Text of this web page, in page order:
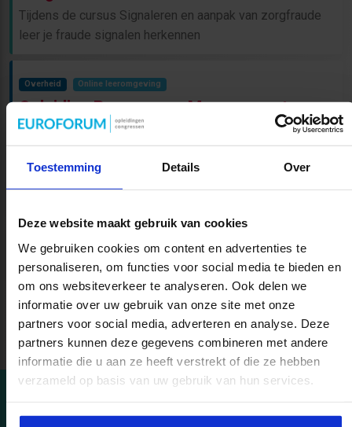
Toestemming Details Over
Deze website maakt gebruik van cookies
We gebruiken cookies om content en advertenties te
personaliseren, om functies voor social media te bieden en
om ons websiteverkeer te analyseren. Ook delen we
informatie over uw gebruik van onze site met onze
partners voor social media, adverteren en analyse. Deze
partners kunnen deze gegevens combineren met andere
informatie die u aan ze heeft verstrekt of die ze hebben
verzameld op basis van uw gebruik van hun services.
Tijdens de cursus Signaleren en aanpak van zorgfraude
leer je fraude signalen herkennen
Overheid Online leeromgeving
Opleiding Programma Management voor
overheid en non-profit
Opleiding Programma Management: leer in vijf dagen
projecten effectief en succesvol leiden. Praktijkgericht en
direct toepasbaar! Meer informatie..
« 1(current)
2 »